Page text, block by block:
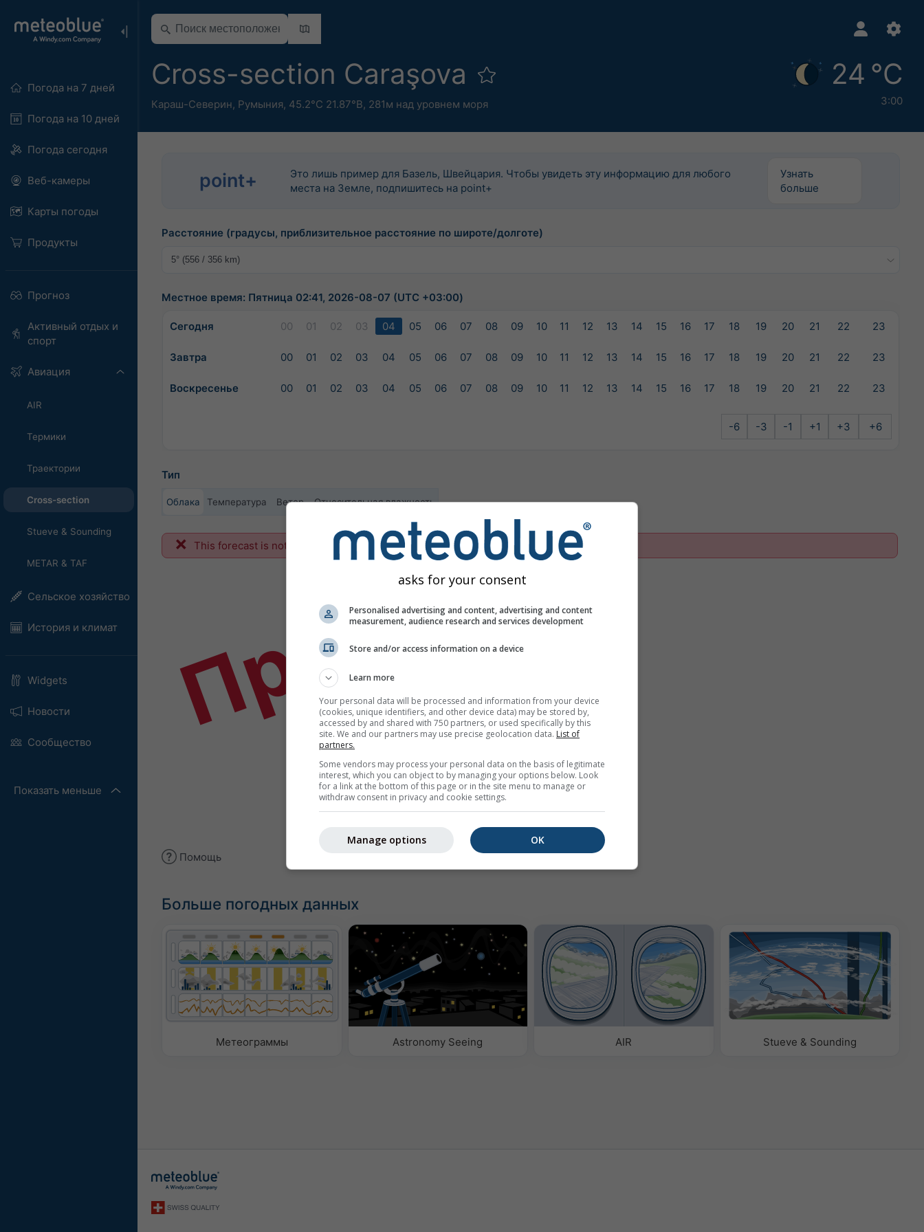
Погода на 7 дней
Погода на 10 дней
Погода сегодня
Веб-камеры
Карты погоды
Продукты
Прогноз
Активный отдых и
спорт
Авиация
AIR
Термики
Траектории
Cross-section
Stueve & Sounding
METAR & TAF
Сельское хозяйство
История и климат
Widgets
Новости
Сообщество
Показать меньше
Cross-section Caraşova
Караш-Северин, Румыния, 45.2°С 21.87°В, 281м над уровнем моря
24 °C
3:00
point+
Это лишь пример для Базель, Швейцария. Чтобы увидеть эту информацию для любого
места на Земле, подпишитесь на point+
Узнать
больше
Расстояние (градусы, приблизительное расстояние по широте/долготе)
Местное время: Пятница 02:41, 2026-08-07 (UTC +03:00)
Сегодня 00 01 02 03 04 05 06 07 08 09 10 11 12 13 14 15 16 17 18 19 20 21 22 23
Завтра 00 01 02 03 04 05 06 07 08 09 10 11 12 13 14 15 16 17 18 19 20 21 22 23
Воскресенье 00 01 02 03 04 05 06 07 08 09 10 11 12 13 14 15 16 17 18 19 20 21 22 23
-6 -3 -1 +1 +3 +6
Тип
Облака Температура Ветер Относительная влажность
This forecast is not available for the selected location
Пример
Помощь
Больше погодных данных
Метеограммы Astronomy Seeing AIR Stueve & Sounding
asks for your consent
Personalised advertising and content, advertising and content
measurement, audience research and services development
Store and/or access information on a device
Learn more
Your personal data will be processed and information from your device
(cookies, unique identifiers, and other device data) may be stored by,
accessed by and shared with 750 partners, or used specifically by this
site. We and our partners may use precise geolocation data. List of
partners.
Some vendors may process your personal data on the basis of legitimate
interest, which you can object to by managing your options below. Look
for a link at the bottom of this page or in the site menu to manage or
withdraw consent in privacy and cookie settings.
OK
Manage options